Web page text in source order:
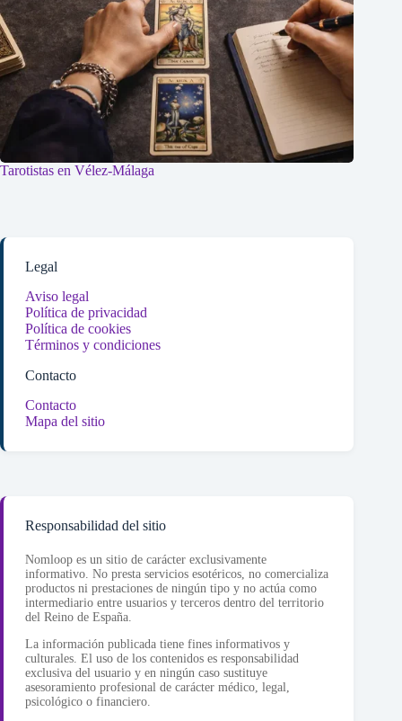
Tarotistas en Vélez-Málaga
Legal
Aviso legal
Política de privacidad
Política de cookies
Términos y condiciones
Contacto
Contacto
Mapa del sitio
Responsabilidad del sitio
Nomloop es un sitio de carácter exclusivamente
informativo. No presta servicios esotéricos, no comercializa
productos ni prestaciones de ningún tipo y no actúa como
intermediario entre usuarios y terceros dentro del territorio
del Reino de España.
La información publicada tiene fines informativos y
culturales. El uso de los contenidos es responsabilidad
exclusiva del usuario y en ningún caso sustituye
asesoramiento profesional de carácter médico, legal,
psicológico o financiero.